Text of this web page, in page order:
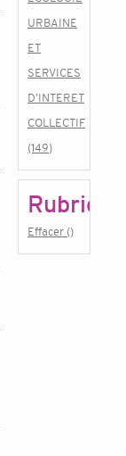
URBAINE
ET
SERVICES
D'INTERET
COLLECTIF
(149)
Rubrique
Effacer ()